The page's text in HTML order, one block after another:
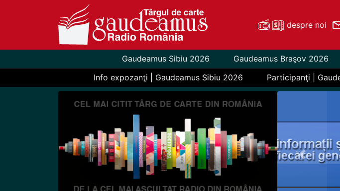
despre noi
Gaudeamus Sibiu 2026 Gaudeamus Braşov 2026
Info expozanţi | Gaudeamus Sibiu 2026
Participanţi |
Previous